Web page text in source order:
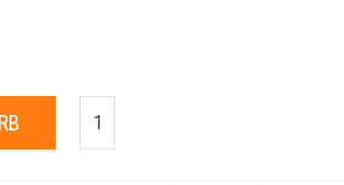
€.